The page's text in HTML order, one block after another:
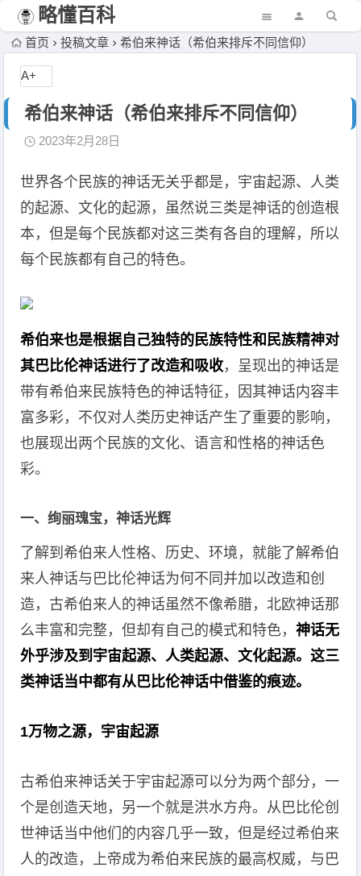
略懂百科
首页 投稿文章 希伯来神话（希伯来排斥不同信仰）
希伯来神话（希伯来排斥不同信仰）
2023年2月28日
世界各个民族的神话无关乎都是，宇宙起源、人类
的起源、文化的起源，虽然说三类是神话的创造根
本，但是每个民族都对这三类有各自的理解，所以
每个民族都有自己的特色。
希伯来也是根据自己独特的民族特性和民族精神对
其巴比伦神话进行了改造和吸收，呈现出的神话是
带有希伯来民族特色的神话特征，因其神话内容丰
富多彩，不仅对人类历史神话产生了重要的影响，
也展现出两个民族的文化、语言和性格的神话色
彩。
一、绚丽瑰宝，神话光辉
了解到希伯来人性格、历史、环境，就能了解希伯
来人神话与巴比伦神话为何不同并加以改造和创
造，古希伯来人的神话虽然不像希腊，北欧神话那
么丰富和完整，但却有自己的模式和特色，神话无
外乎涉及到宇宙起源、人类起源、文化起源。这三
类神话当中都有从巴比伦神话中借鉴的痕迹。
1万物之源，宇宙起源
古希伯来神话关于宇宙起源可以分为两个部分，一
个是创造天地，另一个就是洪水方舟。从巴比伦创
世神话当中他们的内容几乎一致，但是经过希伯来
人的改造，上帝成为希伯来民族的最高权威，与巴
A+